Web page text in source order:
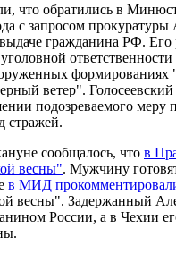
что обратились в
с запросом
гражданина РФ. Его
ответственности
формированиях
ветер". Голосеевский
подозреваемого меру
стражей.
сообщалось, что в
весны". Мужчину
в МИД
весны". Задержанный
России, а в Чехии